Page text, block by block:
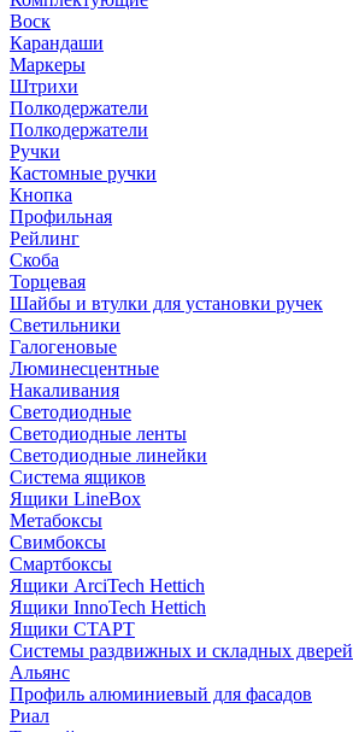
Воск
Карандаши
Маркеры
Штрихи
Полкодержатели
Полкодержатели
Ручки
Кастомные ручки
Кнопка
Профильная
Рейлинг
Скоба
Торцевая
Шайбы и втулки для установки ручек
Светильники
Галогеновые
Люминесцентные
Накаливания
Светодиодные
Светодиодные ленты
Светодиодные линейки
Система ящиков
Ящики LineBox
Метабоксы
Свимбоксы
Смартбоксы
Ящики ArciTech Hettich
Ящики InnoTech Hettich
Ящики СТАРТ
Системы раздвижных и складных дверей
Альянс
Профиль алюминиевый для фасадов
Риал